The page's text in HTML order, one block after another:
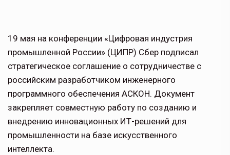
19 мая на конференции «Цифровая индустрия
промышленной России» (ЦИПР) Сбер подписал
стратегическое соглашение о сотрудничестве с
российским разработчиком инженерного
программного обеспечения АСКОН. Документ
закрепляет совместную работу по созданию и
внедрению инновационных ИТ-решений для
промышленности на базе искусственного
интеллекта.